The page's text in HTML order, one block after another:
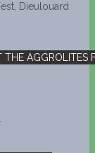
Dieulouard
AGGROLITES